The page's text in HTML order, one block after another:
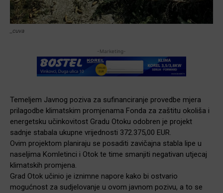
_cuva
-Marketing-
Temeljem Javnog poziva za sufinanciranje provedbe mjera
prilagodbe klimatskim promjenama Fonda za zaštitu okoliša i
energetsku učinkovitost Gradu Otoku odobren je projekt
sadnje stabala ukupne vrijednosti 372.375,00 EUR.
Ovim projektom planiraju se posaditi zavičajna stabla lipe u
naseljima Komletinci i Otok te time smanjiti negativan utjecaj
klimatskih promjena.
Grad Otok učinio je iznimne napore kako bi ostvario
mogućnost za sudjelovanje u ovom javnom pozivu, a to se